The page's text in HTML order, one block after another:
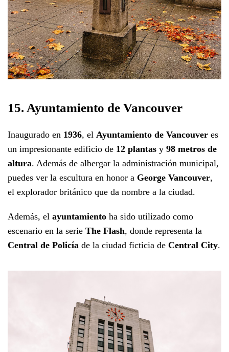
15. Ayuntamiento de Vancouver
Inaugurado en 1936, el Ayuntamiento de Vancouver es
un impresionante edificio de 12 plantas y 98 metros de
altura. Además de albergar la administración municipal,
puedes ver la escultura en honor a George Vancouver,
el explorador británico que da nombre a la ciudad.
Además, el ayuntamiento ha sido utilizado como
escenario en la serie The Flash, donde representa la
Central de Policía de la ciudad ficticia de Central City.